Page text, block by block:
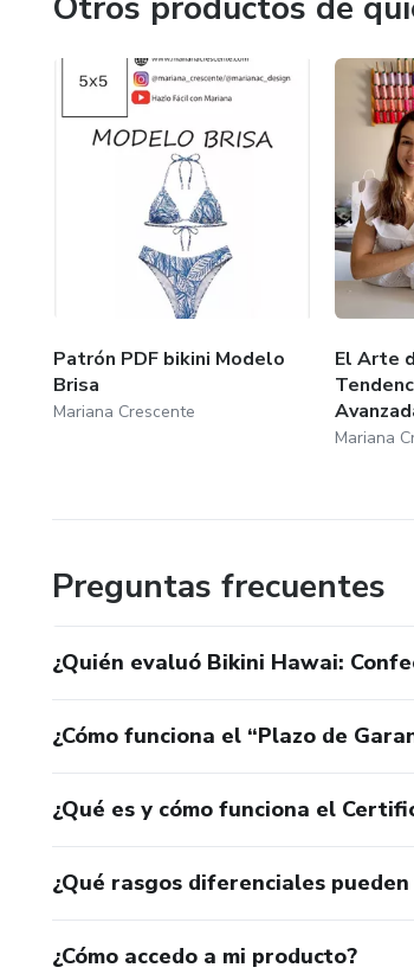
Patrón PDF bikini Modelo
Brisa
Mariana Crescente
El Arte
Mariana
Preguntas frecuentes
¿Quién evaluó Bikini Hawai:
¿Cómo funciona el “Plazo de
¿Qué es y cómo funciona el
¿Qué rasgos diferenciales
¿Cómo accedo a mi producto?